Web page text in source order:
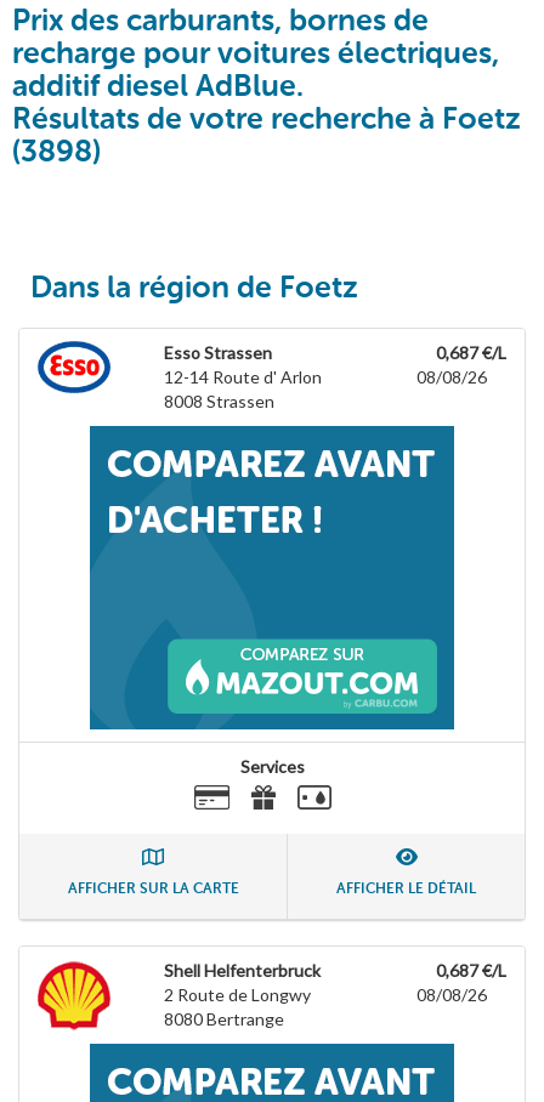
Prix des carburants, bornes de
recharge pour voitures électriques,
additif diesel AdBlue.
Résultats de votre recherche à Foetz
(3898)
Dans la région de Foetz
Esso Strassen
12-14 Route d' Arlon
8008 Strassen
0,687 €/L
08/08/26
Services
AFFICHER SUR LA CARTE AFFICHER LE DÉTAIL
Shell Helfenterbruck
2 Route de Longwy
8080Bertrange
0,687 €/L
08/08/26